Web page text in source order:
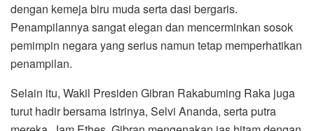
dengan kemeja biru muda serta dasi bergaris.
Penampilannya sangat elegan dan mencerminkan sosok
pemimpin negara yang serius namun tetap memperhatikan
penampilan.
Selain itu, Wakil Presiden Gibran Rakabuming Raka juga
turut hadir bersama istrinya, Selvi Ananda, serta putra